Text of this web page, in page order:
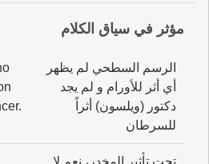
مؤثر في سياق الكلام
الرسم السطحي لم يظهر
أي أثر للأورام و لم يجد
دكتور (ويلسون) أثراً
للسرطان